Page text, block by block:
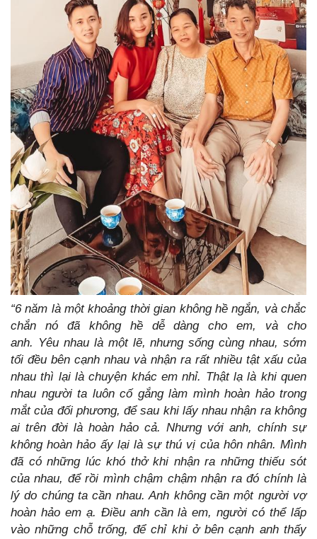
“6 năm là một khoảng thời gian không hề ngắn, và chắc
chắn nó đã không hề dễ dàng cho em, và cho
anh. Yêu nhau là một lẽ, nhưng sống cùng nhau, sớm
tối đều bên cạnh nhau và nhận ra rất nhiều tật xấu của
nhau thì lại là chuyện khác em nhỉ. Thật lạ là khi quen
nhau người ta luôn cố gắng làm mình hoàn hảo trong
mắt của đối phương, để sau khi lấy nhau nhận ra không
ai trên đời là hoàn hảo cả. Nhưng với anh, chính sự
không hoàn hảo ấy lại là sự thú vị của hôn nhân. Mình
đã có những lúc khó thở khi nhận ra những thiếu sót
của nhau, để rồi mình chậm chậm nhận ra đó chính là
lý do chúng ta cần nhau. Anh không cần một người vợ
hoàn hảo em ạ. Điều anh cần là em, người có thể lấp
vào những chỗ trống, để chỉ khi ở bên cạnh anh thấy